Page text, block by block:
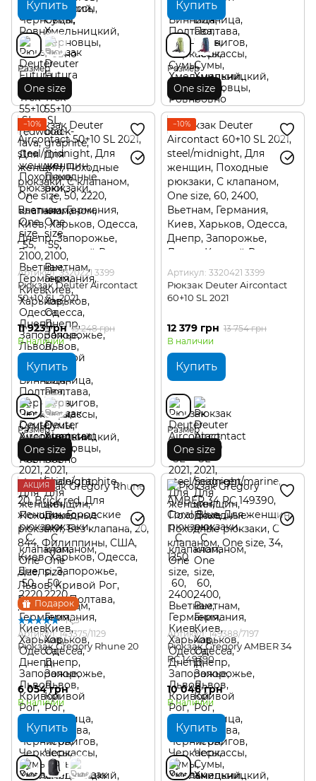
Купить
Размер
One size
Купить
Размер
One size
−10%
Артикул: 3320221 3399
Рюкзак Deuter Aircontact
50+10 SL 2021
11 923 грн 13 248 грн
В наличии
Купить
Размер
One size
−10%
Артикул: 3320421 3399
Рюкзак Deuter Aircontact
60+10 SL 2021
12 379 грн 13 754 грн
В наличии
Купить
Размер
One size
Подарок
АКЦИЯ
1
Артикул: 143375/1129
Рюкзак Gregory Rhune 20
6 054 грн
В наличии
Купить
Артикул: 149388/7197
Рюкзак Gregory AMBER 34
RC 149390
10 046 грн
В наличии
Купить